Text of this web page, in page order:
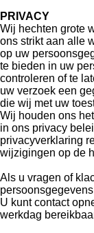
PRIVACY
Wij hechten grote
ons strikt aan alle
op uw
te bieden in uw
controleren of te
uw verzoek een
die wij met uw
Wij houden ons
in ons privacy
privacyverklaring
wijzigingen op de
Als u vragen of
U kunt contact
werkdag